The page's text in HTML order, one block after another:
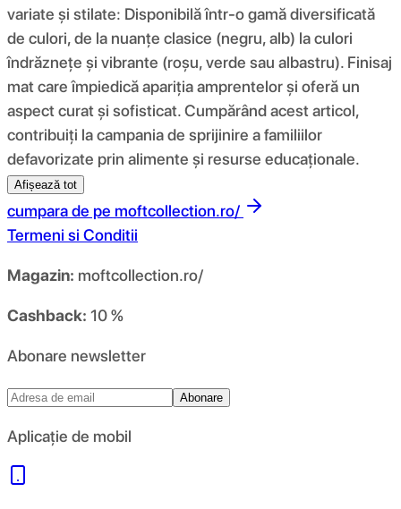
variate și stilate: Disponibilă într-o gamă diversificată
de culori, de la nuanțe clasice (negru, alb) la culori
îndrăznețe și vibrante (roșu, verde sau albastru). Finisaj
mat care împiedică apariția amprentelor și oferă un
aspect curat și sofisticat. Cumpărând acest articol,
contribuiți la campania de sprijinire a familiilor
defavorizate prin alimente și resurse educaționale.
Afișează tot
cumpara de pe moftcollection.ro/
Termeni si Conditii
Magazin: moftcollection.ro/
Cashback: 10 %
Abonare newsletter
Abonare
Aplicație de mobil